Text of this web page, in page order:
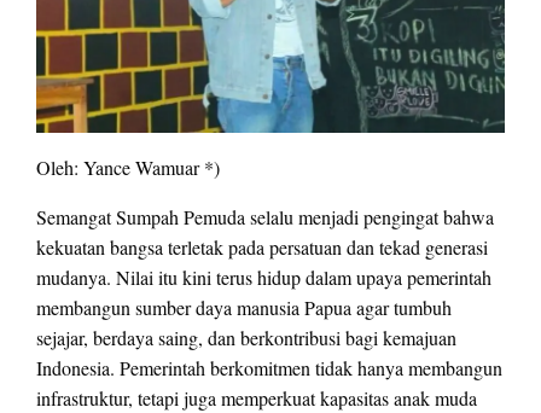
Oleh: Yance Wamuar *)
Semangat Sumpah Pemuda selalu menjadi pengingat bahwa
kekuatan bangsa terletak pada persatuan dan tekad generasi
mudanya. Nilai itu kini terus hidup dalam upaya pemerintah
membangun sumber daya manusia Papua agar tumbuh
sejajar, berdaya saing, dan berkontribusi bagi kemajuan
Indonesia. Pemerintah berkomitmen tidak hanya membangun
infrastruktur, tetapi juga memperkuat kapasitas anak muda